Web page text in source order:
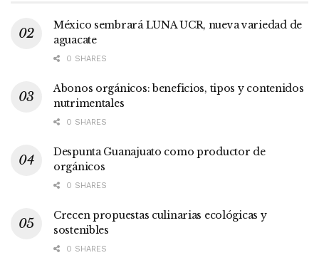
México sembrará LUNA UCR, nueva variedad de
aguacate
0 SHARES
Abonos orgánicos: beneficios, tipos y contenidos
nutrimentales
0 SHARES
Despunta Guanajuato como productor de
orgánicos
0 SHARES
Crecen propuestas culinarias ecológicas y
sostenibles
0 SHARES